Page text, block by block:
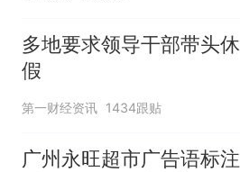
后眼睛肿到流泪、视物模
糊
多地要求领导干部带头休
假
第一财经资讯 1434跟贴
广州永旺超市广告语标注